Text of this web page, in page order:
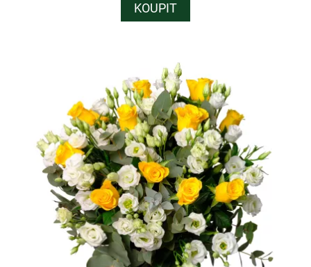
KOUPIT